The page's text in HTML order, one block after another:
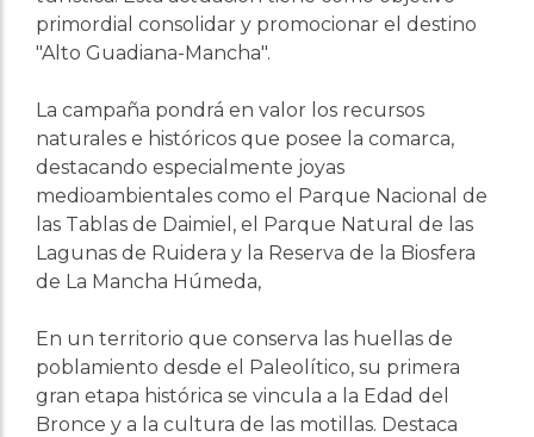
primordial consolidar y promocionar el destino
"Alto Guadiana-Mancha".
La campaña pondrá en valor los recursos
naturales e históricos que posee la comarca,
destacando especialmente joyas
medioambientales como el Parque Nacional de
las Tablas de Daimiel, el Parque Natural de las
Lagunas de Ruidera y la Reserva de la Biosfera
de La Mancha Húmeda,
En un territorio que conserva las huellas de
poblamiento desde el Paleolítico, su primera
gran etapa histórica se vincula a la Edad del
Bronce y a la cultura de las motillas. Destaca